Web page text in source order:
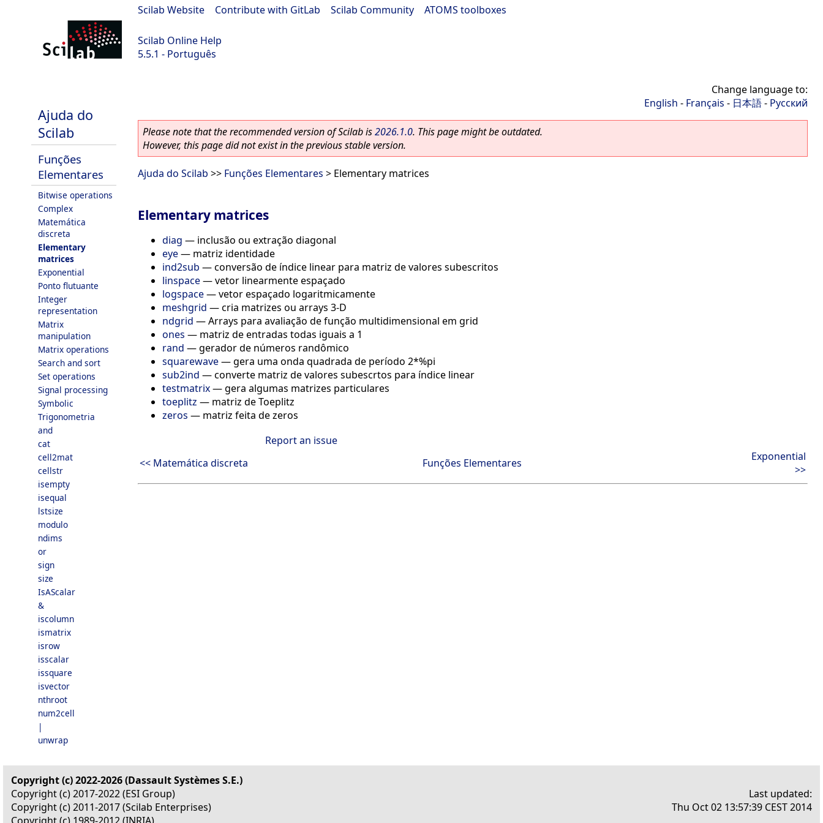
Scilab Website Contribute with GitLab Scilab Community ATOMS toolboxes
Scilab Online Help
5.5.1 - Português
Ajuda do
Scilab
Funções
Elementares
Bitwise operations
Complex
Matemática
discreta
Elementary
matrices
Exponential
Ponto flutuante
Integer
representation
Matrix
manipulation
Matrix operations
Search and sort
Set operations
Signal processing
Symbolic
Trigonometria
and
cat
cell2mat
cellstr
isempty
isequal
lstsize
modulo
ndims
or
sign
size
IsAScalar
&
iscolumn
ismatrix
isrow
isscalar
issquare
isvector
nthroot
num2cell
|
unwrap
Change language to:
English - Français - 日本語- Русский
Please note that the recommended version of Scilab is2026.1.0. This page might be outdated.
However, this page did not exist in the previous stable version.
Ajuda do Scilab >> Funções Elementares > Elementary matrices
Elementary matrices
diag — inclusão ou extração diagonal
eye— matriz identidade
ind2sub —conversão de índice linear para matriz de valores subescritos
linspace—vetor linearmente espaçado
logspace—vetor espaçado logaritmicamente
meshgrid —cria matrizes ou arrays 3-D
ndgrid —Arrays para avaliação de função multidimensional em grid
ones — matriz de entradas todas iguais a 1
rand —gerador de números randômico
squarewave—gera uma onda quadrada de período 2*%pi
sub2ind —converte matriz de valores subescrtos para índice linear
testmatrix—gera algumas matrizes particulares
toeplitz — matriz de Toeplitz
zeros — matriz feita de zeros
Report an issue
<< Matemática discreta
Funções Elementares
Exponential
>>
Copyright (c) 2022-2026 (Dassault Systèmes S.E.)
Copyright (c) 2017-2022 (ESI Group)
Copyright (c) 2011-2017 (Scilab Enterprises)
Last updated:
Thu Oct 02 13:57:39 CEST 2014